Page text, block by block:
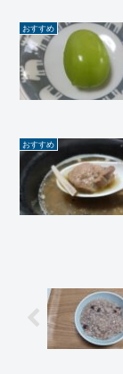
おすすめ
おすすめ